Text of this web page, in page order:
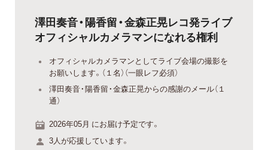
澤田奏音・陽香留・金森正晃レコ発ライブ
オフィシャルカメラマンになれる権利
オフィシャルカメラマンとしてライブ会場の撮影を
お願いします。（１名）（一眼レフ必須）
澤田奏音・陽香留・金森正晃からの感謝のメール（１
通）
2026年05月 にお届け予定です。
3人が応援しています。